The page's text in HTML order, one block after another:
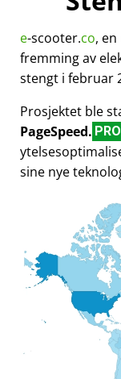
e-scooter.co,
fremming av
stengt i februar
Prosjektet ble
PageSpeed. PRO
sine nye